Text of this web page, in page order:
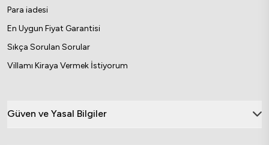
Para iadesi
En Uygun Fiyat Garantisi
Sıkça Sorulan Sorular
Villamı Kiraya Vermek İstiyorum
Güven ve Yasal Bilgiler